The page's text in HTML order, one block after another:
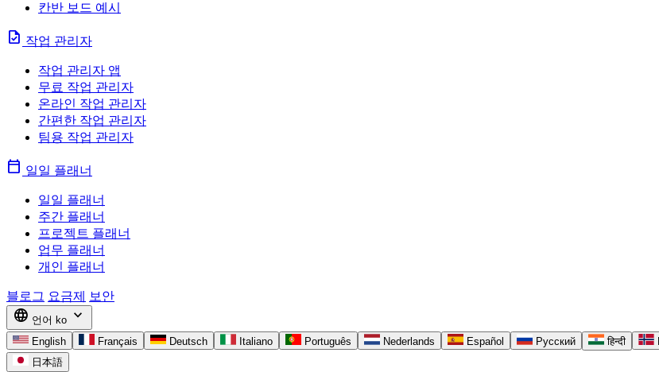
칸반 보드 예시
task 작업 관리자
작업 관리자 앱
무료 작업 관리자
온라인 작업 관리자
간편한 작업 관리자
팀용 작업 관리자
calendar_today 일일 플래너
일일 플래너
주간 플래너
프로젝트 플래너
업무 플래너
개인 플래너
블로그 요금제 보안
language 언어 ko expand_more
English Français Deutsch Italiano Português Nederlands Español Русский हिन्दी
日本語